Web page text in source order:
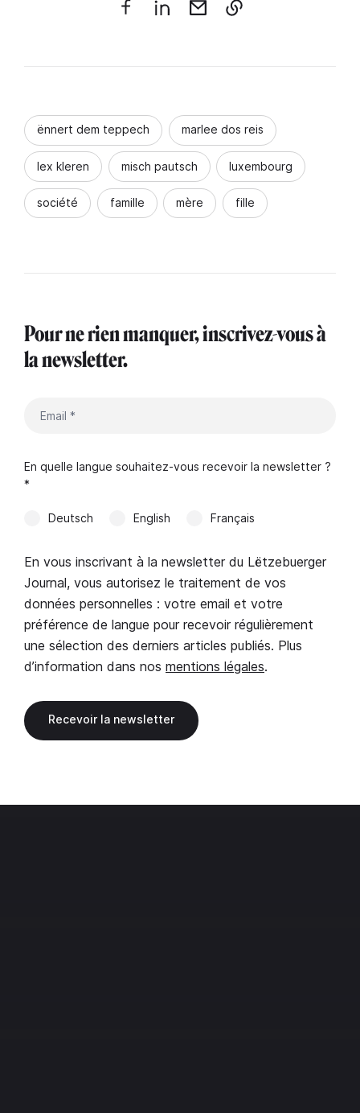
ënnert dem teppech marlee dos reis
lex kleren misch pautsch luxembourg
société famille mère fille
Pour ne rien manquer, inscrivez-vous à
la newsletter.
En quelle langue souhaitez-vous recevoir la newsletter ?
*
Deutsch English Français
En vous inscrivant à la newsletter du Lëtzebuerger
Journal, vous autorisez le traitement de vos
données personnelles : votre email et votre
préférence de langue pour recevoir régulièrement
une sélection des derniers articles publiés. Plus
d’information dans nos mentions légales.